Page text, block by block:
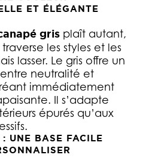
ET ÉLÉGANTE
grisplaît autant,
les styles et les
lasser. Le gris offre un
neutralité et
immédiatement
Il s’adapte
épurés qu’aux
: UNE BASE FACILE